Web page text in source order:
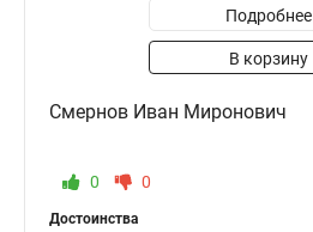
Подробнее
В корзину
Смернов Иван Миронович
0 0
Достоинства